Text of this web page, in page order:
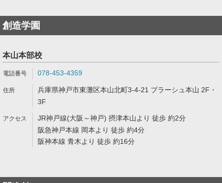
創造学園
本山本部校
078-453-4359
兵庫県神戸市東灘区本山北町3-4-21 プラーシュ本山 2F・
3F
JR神戸線(大阪～神戸) 摂津本山より 徒歩 約2分
阪急神戸本線 岡本より 徒歩 約4分
阪神本線 青木より 徒歩 約16分